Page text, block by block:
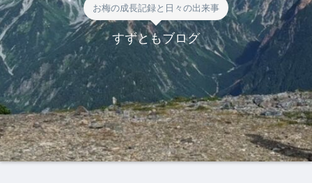
お梅の成長記録と日々の出来事
すずともブログ